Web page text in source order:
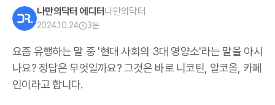
나만의닥터 에디터나만의닥터
2024.10.24 3분
요즘 유행하는 말 중 '현대 사회의 3대 영양소'라는 말을 아시
나요? 정답은 무엇일까요? 그것은 바로 니코틴, 알코올, 카페
인이라고 합니다.